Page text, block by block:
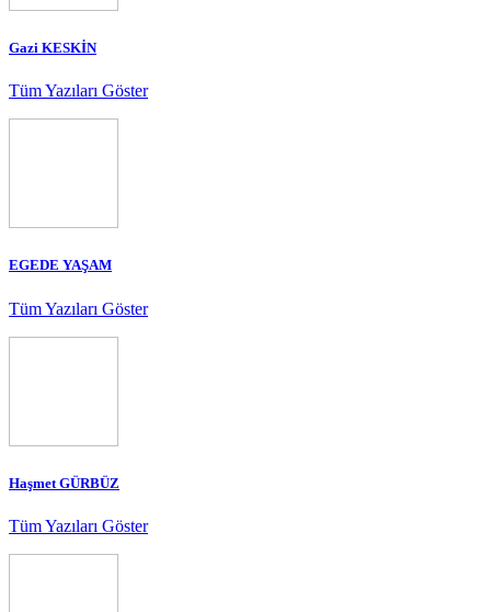
Gazi KESKİN
Tüm Yazıları Göster
EGEDE YAŞAM
Tüm Yazıları Göster
Haşmet GÜRBÜZ
Tüm Yazıları Göster